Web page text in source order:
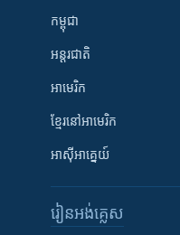
កម្ពុជា
អន្តរជាតិ
អាមេរិក
ខ្មែរ​នៅអាមេរិក
អាស៊ីអាគ្នេយ៍
រៀន​​អង់គ្លេស